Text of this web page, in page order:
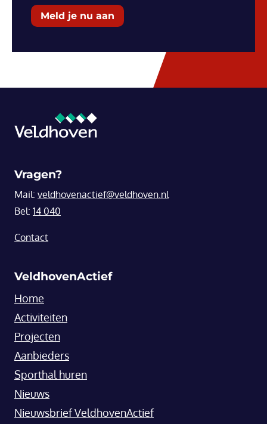
Meld je nu aan
Vragen?
Mail: veldhovenactief@veldhoven.nl
Bel: 14 040
Contact
VeldhovenActief
Home
Activiteiten
Projecten
Aanbieders
Sporthal huren
Nieuws
Nieuwsbrief VeldhovenActief